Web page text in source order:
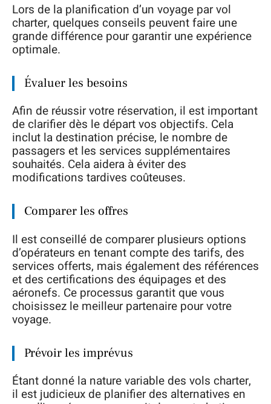
Lors de la planification d’un voyage par vol
charter, quelques conseils peuvent faire une
grande différence pour garantir une expérience
optimale.
Évaluer les besoins
Afin de réussir votre réservation, il est important
de clarifier dès le départ vos objectifs. Cela
inclut la destination précise, le nombre de
passagers et les services supplémentaires
souhaités. Cela aidera à éviter des
modifications tardives coûteuses.
Comparer les offres
Il est conseillé de comparer plusieurs options
d’opérateurs en tenant compte des tarifs, des
services offerts, mais également des références
et des certifications des équipages et des
aéronefs. Ce processus garantit que vous
choisissez le meilleur partenaire pour votre
voyage.
Prévoir les imprévus
Étant donné la nature variable des vols charter,
il est judicieux de planifier des alternatives en